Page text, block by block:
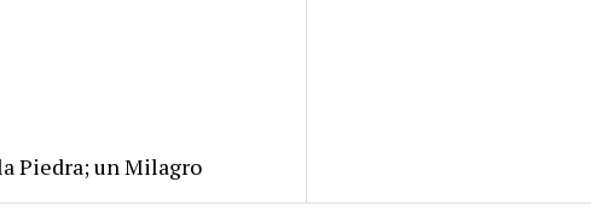
Piedra; un Milagro